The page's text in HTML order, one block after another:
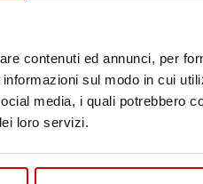
contenuti ed annunci, per
sul modo in cui
media, i quali potrebbero
loro servizi.
REGIONI N. 2470/2006;
Tar Lazio 1179- 2010;